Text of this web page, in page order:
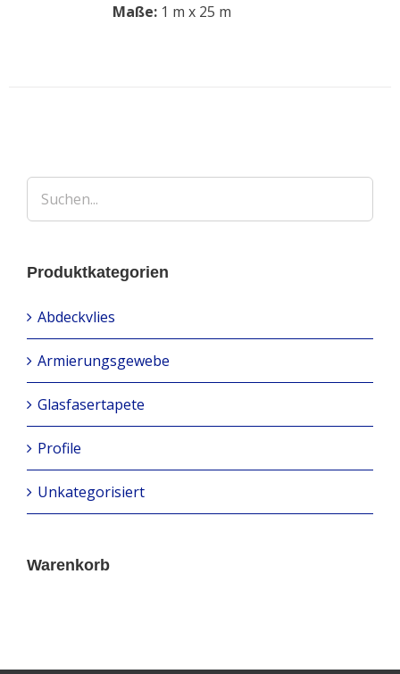
Maße:1 m x 25 m
Produktkategorien
Abdeckvlies
Armierungsgewebe
Glasfasertapete
Profile
Unkategorisiert
Warenkorb